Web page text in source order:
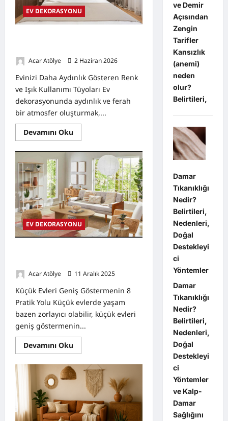
EV DEKORASYONU
Acar Atölye
2 Haziran 2026
Evinizi Daha Aydınlık Gösteren Renk
ve Işık Kullanımı Tüyoları Ev
dekorasyonunda aydınlık ve ferah
bir atmosfer oluşturmak,...
Devamını Oku
more
Evinizi
Daha
Aydınlık
Gösteren
Renk
ve
Işık
Kullanımı
Tüyoları
EV DEKORASYONU
Acar Atölye
11 Aralık 2025
Küçük Evleri Geniş Göstermenin 8
Pratik Yolu Küçük evlerde yaşam
bazen zorlayıcı olabilir, küçük evleri
geniş göstermenin...
Devamını Oku
more
Küçük
Evleri
Geniş
Göstermenin
Pratik
Yolu
ve Demir
Açısından
Zengin
Tarifler
Kansızlık
(anemi)
neden
olur?
Belirtileri,
Damar
Tıkanıklığı
Nedir?
Belirtileri,
Nedenleri,
Doğal
Destekleyi
ci
Yöntemler
Damar
Tıkanıklığı
Nedir?
Belirtileri,
Nedenleri,
Doğal
Destekleyi
ci
Yöntemler
ve Kalp-
Damar
Sağlığını